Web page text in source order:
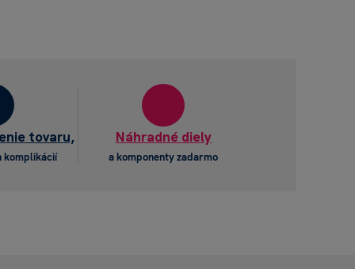
tovaru,
komplikácií
Náhradné diely
a komponenty zadarmo